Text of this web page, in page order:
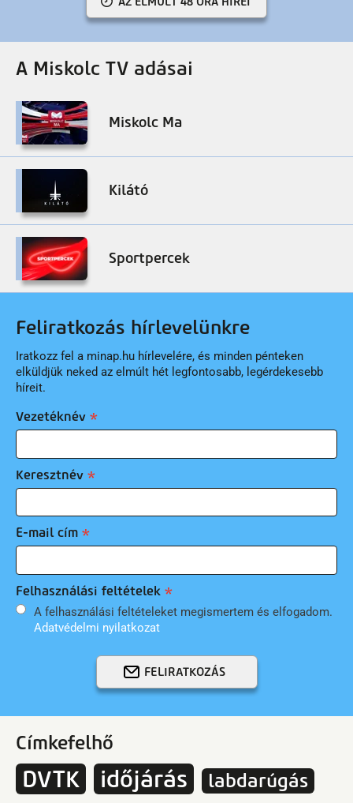
A Miskolc TV adásai
Miskolc Ma
Kilátó
Sportpercek
Feliratkozás hírlevelünkre
Iratkozz fel a minap.hu hírlevelére, és minden pénteken
elküldjük neked az elmúlt hét legfontosabb, legérdekesebb
híreit.
Vezetéknév
Keresztnév
E-mail cím
Felhasználási feltételek
A felhasználási feltételeket megismertem és elfogadom.
Adatvédelmi nyilatkozat
FELIRATKOZÁS
Címkefelhő
DVTK időjárás
labdarúgás